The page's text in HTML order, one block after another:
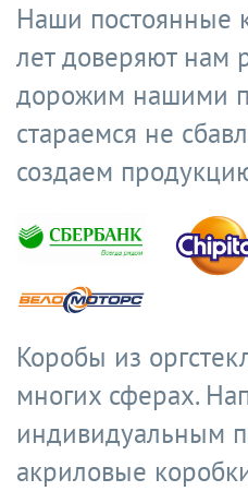
Наши постоянные
лет доверяют нам
дорожим нашими
стараемся не
создаем
Коробы из
многих сферах.
индивидуальным
акриловые